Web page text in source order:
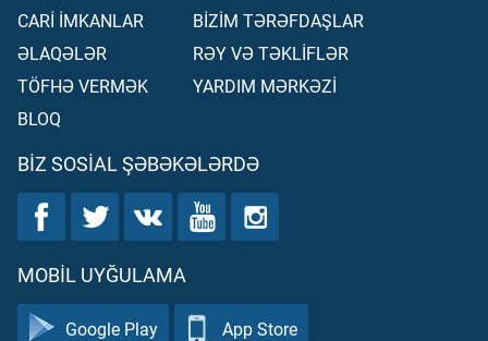
CARİ İMKANLAR
ƏLAQƏLƏR
TÖFHƏ VERMƏK
BLOQ
BİZİM TƏRƏFDAŞLAR
RƏY VƏ TƏKLİFLƏR
YARDIM MƏRKƏZİ
BIZ SOSIAL ŞƏBƏKƏLƏRDƏ
MOBIL UYĞULAMA
Google Play App Store